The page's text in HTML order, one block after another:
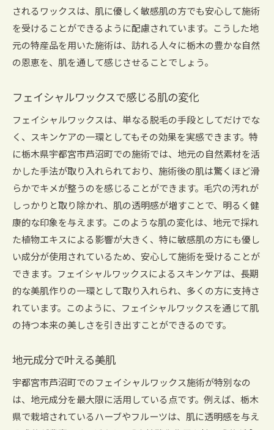
されるワックスは、肌に優しく敏感肌の方でも安心して施術
を受けることができるように配慮されています。こうした地
元の特産品を用いた施術は、訪れる人々に栃木の豊かな自然
の恩恵を、肌を通して感じさせることでしょう。
フェイシャルワックスで感じる肌の変化
フェイシャルワックスは、単なる脱毛の手段としてだけでな
く、スキンケアの一環としてもその効果を実感できます。特
に栃木県宇都宮市芦沼町での施術では、地元の自然素材を活
かした手法が取り入れられており、施術後の肌は驚くほど滑
らかでキメが整うのを感じることができます。毛穴の汚れが
しっかりと取り除かれ、肌の透明感が増すことで、明るく健
康的な印象を与えます。このような肌の変化は、地元で採れ
た植物エキスによる影響が大きく、特に敏感肌の方にも優し
い成分が使用されているため、安心して施術を受けることが
できます。フェイシャルワックスによるスキンケアは、長期
的な美肌作りの一環として取り入れられ、多くの方に支持さ
れています。このように、フェイシャルワックスを通じて肌
の持つ本来の美しさを引き出すことができるのです。
地元成分で叶える美肌
宇都宮市芦沼町でのフェイシャルワックス施術が特別なの
は、地元成分を最大限に活用している点です。例えば、栃木
県で栽培されているハーブやフルーツは、肌に透明感を与え